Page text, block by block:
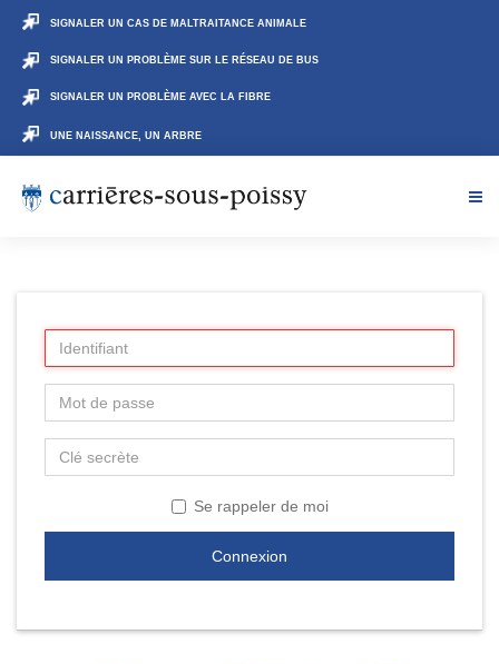
SIGNALER UN CAS DE MALTRAITANCE ANIMALE
SIGNALER UN PROBLÈME SUR LE RÉSEAU DE BUS
SIGNALER UN PROBLÈME AVEC LA FIBRE
UNE NAISSANCE, UN ARBRE
Se rappeler de moi
Connexion